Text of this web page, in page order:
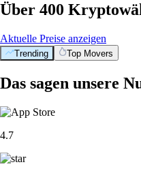
Über 400
Aktuelle Preise anzeigen
Trending Top Movers
Das sagen unsere
4.7